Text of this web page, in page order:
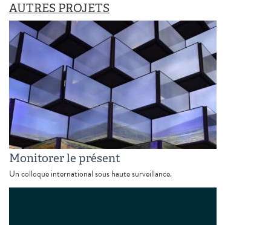
AUTRES PROJETS
Monitorer le présent
Un colloque international sous haute surveillance.